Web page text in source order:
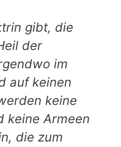
gibt, die
der
im
auf keinen
keine
keine Armeen
die zum